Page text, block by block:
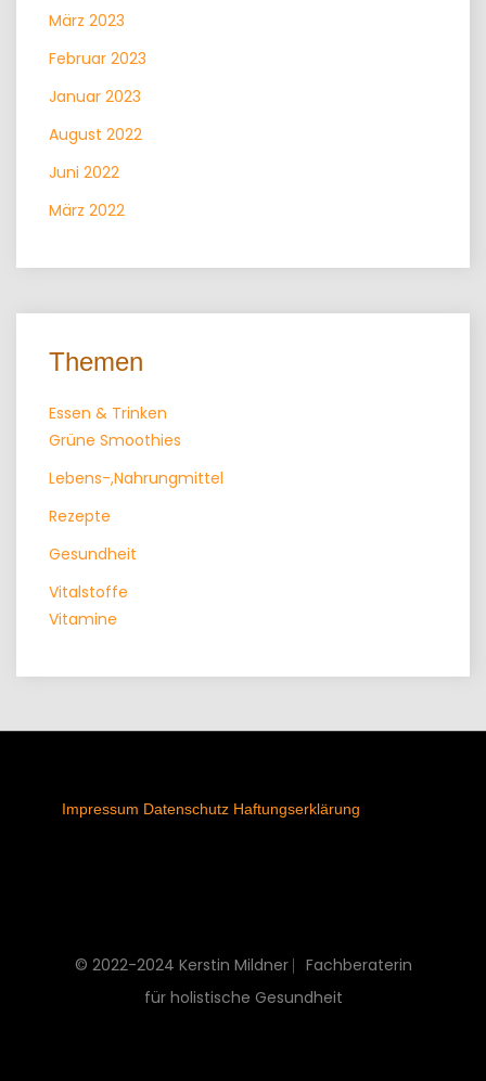
März 2023
Februar 2023
Januar 2023
August 2022
Juni 2022
März 2022
Themen
Essen & Trinken
Grüne Smoothies
Lebens-,Nahrungmittel
Rezepte
Gesundheit
Vitalstoffe
Vitamine
Impressum Datenschutz Haftungserklärung
© 2022-2024 Kerstin Mildner ⎸Fachberaterin
für holistische Gesundheit